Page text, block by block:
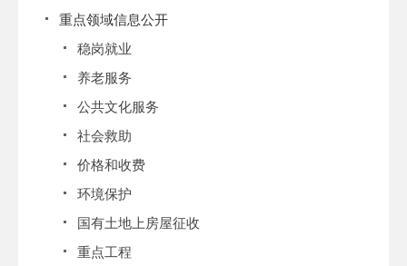
重点领域信息公开
稳岗就业
养老服务
公共文化服务
社会救助
价格和收费
环境保护
国有土地上房屋征收
重点工程